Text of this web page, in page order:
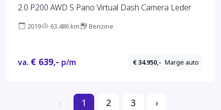
2.0 P200 AWD S Pano Virtual Dash Camera Leder
2019 63.486 km Benzine
va. € 639,- p/m € 34.950,- Marge auto
‹ 1 2 3 ›